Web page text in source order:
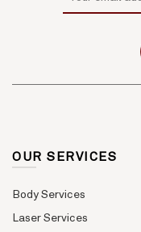
OUR SERVICES
Body Services
Laser Services